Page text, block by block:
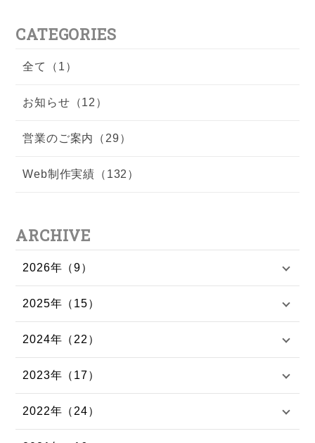
CATEGORIES
全て（1）
お知らせ（12）
営業のご案内（29）
Web制作実績（132）
ARCHIVE
2026年（9）
2025年（15）
2024年（22）
2023年（17）
2022年（24）